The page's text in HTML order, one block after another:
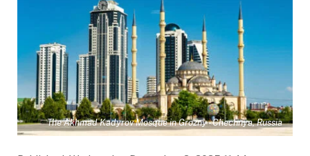
The Akhmad Kadyrov Mosque in Grozny - Chechnya, Russia